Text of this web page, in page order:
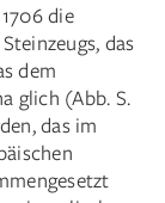
die
das
dem
glich (Abb. S.
das im